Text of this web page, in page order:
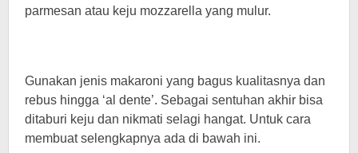
parmesan atau keju mozzarella yang mulur.
Gunakan jenis makaroni yang bagus kualitasnya dan
rebus hingga ‘al dente’. Sebagai sentuhan akhir bisa
ditaburi keju dan nikmati selagi hangat. Untuk cara
membuat selengkapnya ada di bawah ini.